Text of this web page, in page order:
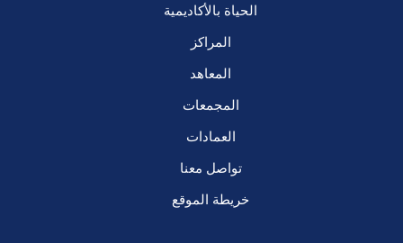
الحياة بالأكاديمية
المراكز
المعاهد
المجمعات
العمادات
تواصل معنا
خريطة الموقع